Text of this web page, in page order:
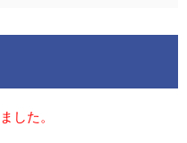
した。